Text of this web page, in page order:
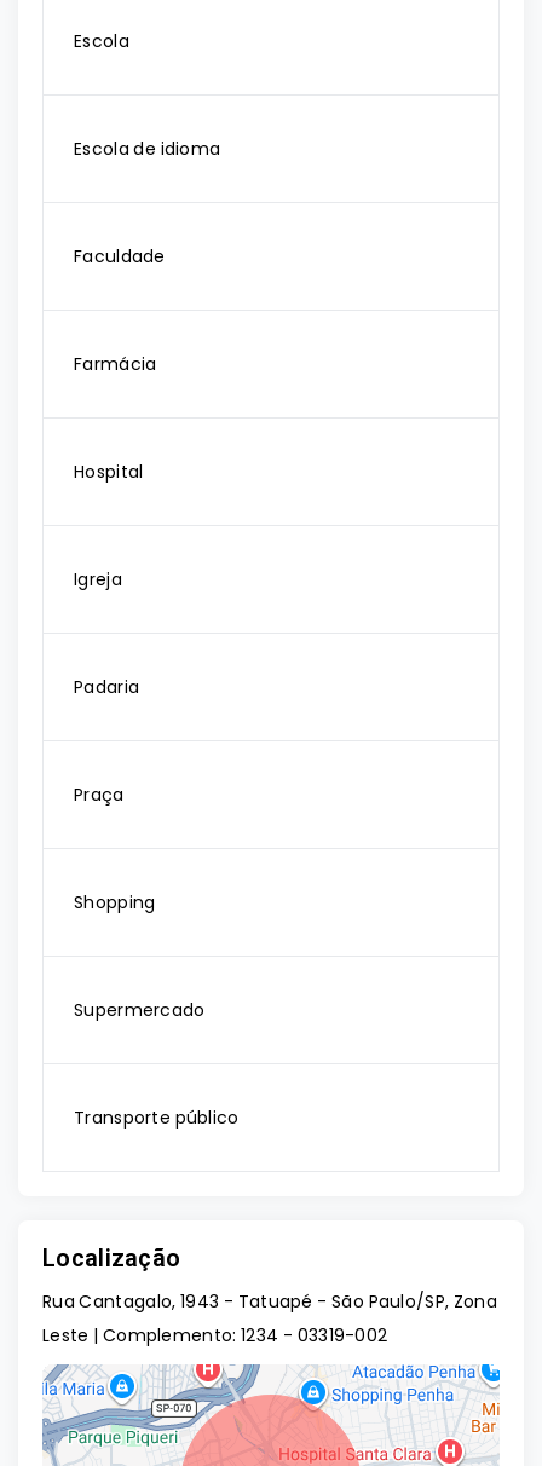
Escola
Escola de idioma
Faculdade
Farmácia
Hospital
Igreja
Padaria
Praça
Shopping
Supermercado
Transporte público
Localização
Rua Cantagalo, 1943 - Tatuapé - São Paulo/SP, Zona
Leste | Complemento: 1234 - 03319-002